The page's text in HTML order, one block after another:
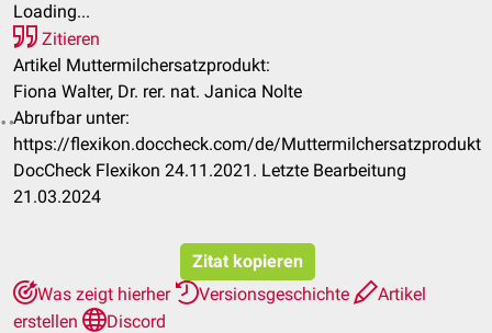
Loading...
Zitieren
Artikel Muttermilchersatzprodukt:
Fiona Walter, Dr. rer. nat. Janica Nolte
Abrufbar unter:
https://flexikon.doccheck.com/de/Muttermilchersatzprodukt
DocCheck Flexikon 24.11.2021. Letzte Bearbeitung
21.03.2024
Zitat kopieren
Was zeigt hierher
Versionsgeschichte
Artikel
erstellen
Discord